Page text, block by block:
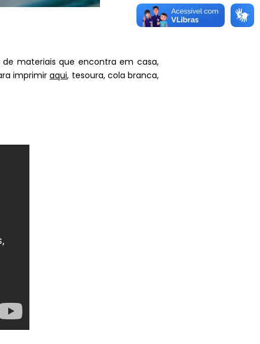
materiais que encontra em casa,
imprimiraqui, tesoura, cola branca,